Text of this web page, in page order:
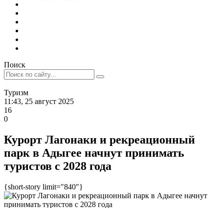
Поиск
Туризм
11:43, 25 август 2025
16
0
Курорт Лагонаки и рекреационный
парк в Адыгее начнут принимать
туристов с 2028 года
{short-story limit="840"}